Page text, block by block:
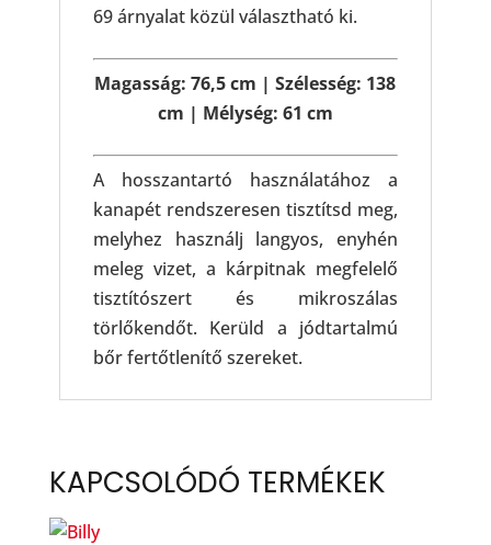
69 árnyalat közül választható ki.
Magasság: 76,5 cm | Szélesség: 138
cm | Mélység: 61 cm
A hosszantartó használatához a
kanapét rendszeresen tisztítsd meg,
melyhez használj langyos, enyhén
meleg vizet, a kárpitnak megfelelő
tisztítószert és mikroszálas
törlőkendőt. Kerüld a jódtartalmú
bőr fertőtlenítő szereket.
KAPCSOLÓDÓ TERMÉKEK